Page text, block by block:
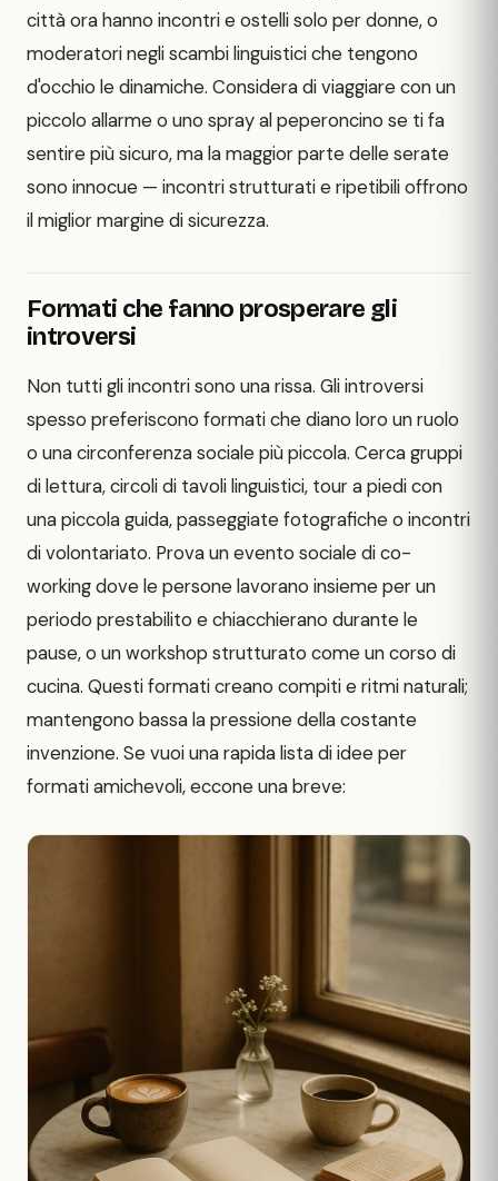
città ora hanno incontri e ostelli solo per donne, o
moderatori negli scambi linguistici che tengono
d'occhio le dinamiche. Considera di viaggiare con un
piccolo allarme o uno spray al peperoncino se ti fa
sentire più sicuro, ma la maggior parte delle serate
sono innocue — incontri strutturati e ripetibili offrono
il miglior margine di sicurezza.
Formati che fanno prosperare gli
introversi
Non tutti gli incontri sono una rissa. Gli introversi
spesso preferiscono formati che diano loro un ruolo
o una circonferenza sociale più piccola. Cerca gruppi
di lettura, circoli di tavoli linguistici, tour a piedi con
una piccola guida, passeggiate fotografiche o incontri
di volontariato. Prova un evento sociale di co-
working dove le persone lavorano insieme per un
periodo prestabilito e chiacchierano durante le
pause, o un workshop strutturato come un corso di
cucina. Questi formati creano compiti e ritmi naturali;
mantengono bassa la pressione della costante
invenzione. Se vuoi una rapida lista di idee per
formati amichevoli, eccone una breve: